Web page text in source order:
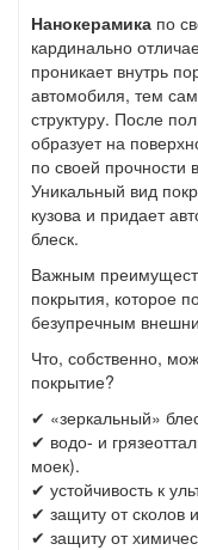
Нанокерамика по
кардинально
проникает внутрь
автомобиля, тем
структуру. После
образует на
по своей прочности
Уникальный вид
кузова и придает
блеск.
Важным
покрытия, которое
безупречным
Что, собственно,
покрытие?
✔ «зеркальный»
✔ водо- и
моек).
✔ устойчивость к
✔ защиту от сколов
✔ защиту от